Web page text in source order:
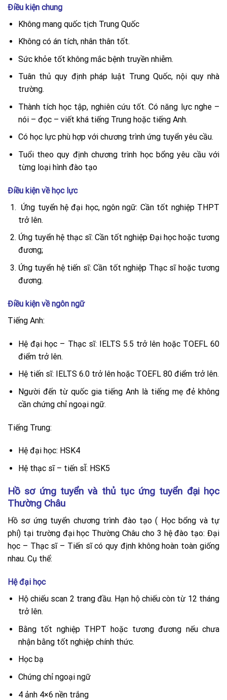
Điều kiện chung
Không mang quốc tịch Trung Quốc
Không có án tích, nhân thân tốt.
Sức khỏe tốt không mắc bệnh truyền nhiễm.
Tuân thủ quy định pháp luật Trung Quốc, nội quy nhà
trường.
Thành tích học tập, nghiên cứu tốt. Có năng lực nghe –
nói – đọc – viết khá tiếng Trung hoặc tiếng Anh.
Có học lực phù hợp với chương trình ứng tuyển yêu cầu.
Tuổi theo quy định chương trình học bổng yêu cầu với
từng loại hình đào tạo
Điều kiện về học lực
Ứng tuyển hệ đại học, ngôn ngữ: Cần tốt nghiệp THPT
trở lên.
Ứng tuyển hệ thạc sĩ: Cần tốt nghiệp Đại học hoặc tương
đương;
Ứng tuyển hệ tiến sĩ: Cần tốt nghiệp Thạc sĩ hoặc tương
đương.
Điều kiện về ngôn ngữ
Tiếng Anh:
Hệ đại học – Thạc sĩ: IELTS 5.5 trở lên hoặc TOEFL 60
điểm trở lên.
Hệ tiến sĩ: IELTS 6.0 trở lên hoặc TOEFL 80 điểm trở lên.
Người đến từ quốc gia tiếng Anh là tiếng mẹ đẻ không
cần chứng chỉ ngoại ngữ.
Tiếng Trung:
Hệ đại học: HSK4
Hệ thạc sĩ – tiến sĨ: HSK5
Hồ sơ ứng tuyển và thủ tục ứng tuyển đại học
Thường Châu
Hồ sơ ứng tuyển chương trình đào tạo ( Học bổng và tự
phí) tại trường đại học Thường Châu cho 3 hệ đào tạo: Đại
học – Thạc sĩ – Tiến sĩ có quy định không hoàn toàn giống
nhau. Cụ thể:
Hệ đại học
Hộ chiếu scan 2 trang đầu. Hạn hộ chiếu còn từ 12 tháng
trở lên.
Bằng tốt nghiệp THPT hoặc tương đương nếu chưa
nhận bằng tốt nghiệp chính thức.
Học bạ
Chứng chỉ ngoại ngữ
4 ảnh 4×6 nền trắng